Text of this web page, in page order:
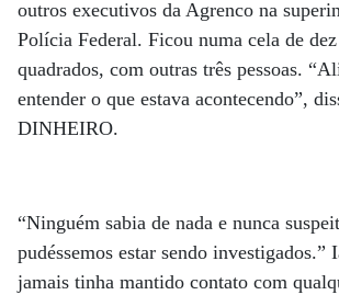
outros executivos da Agrenco na
Polícia Federal. Ficou numa cela de
quadrados, com outras três pessoas.
entender o que estava acontecendo”,
DINHEIRO.
“Ninguém sabia de nada e nunca
pudéssemos estar sendo investigados.”
jamais tinha mantido contato com